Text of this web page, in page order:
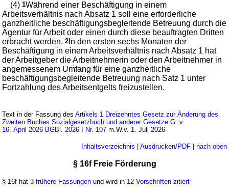
(4)1Während einer Beschäftigung in einem
Arbeitsverhältnis nach Absatz 1 soll eine erforderliche
ganzheitliche beschäftigungsbegleitende Betreuung durch die
Agentur für Arbeit oder einen durch diese beauftragten Dritten
erbracht werden.2 In den ersten sechs Monaten der
Beschäftigung in einem Arbeitsverhältnis nach Absatz 1 hat
der Arbeitgeber die Arbeitnehmerin oder den Arbeitnehmer in
angemessenem Umfang für eine ganzheitliche
beschäftigungsbegleitende Betreuung nach Satz 1 unter
Fortzahlung des Arbeitsentgelts freizustellen.
Text in der Fassung desArtikels 1 Dreizehntes Gesetz zur Änderung des
Zweiten Buches Sozialgesetzbuch und anderer Gesetze G. v.
16. April 2026 BGBl. 2026 I Nr. 107 m.W.v. 1. Juli 2026
Inhaltsverzeichnis Ausdrucken/PDF| nach oben
§ 16f Freie Förderung
§ 16f hat3 frühere Fassungen und wird in 12 Vorschriften zitiert